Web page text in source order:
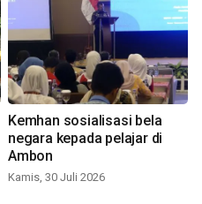
Kemhan sosialisasi bela
negara kepada pelajar di
Ambon
Kamis, 30 Juli 2026